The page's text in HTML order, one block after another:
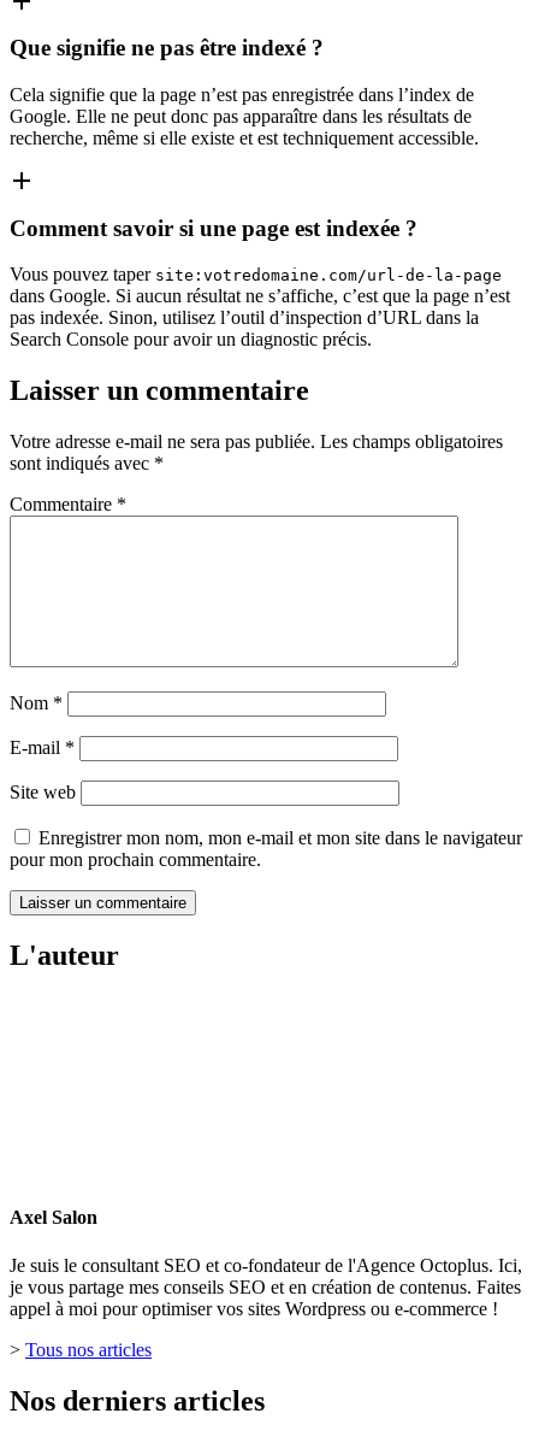
Que signifie ne pas être indexé ?
Cela signifie que la page n’est pas enregistrée dans l’index de
Google. Elle ne peut donc pas apparaître dans les résultats de
recherche, même si elle existe et est techniquement accessible.
Comment savoir si une page est indexée ?
Vous pouvez taper site:votredomaine.com/url-de-la-page
dans Google. Si aucun résultat ne s’affiche, c’est que la page n’est
pas indexée. Sinon, utilisez l’outil d’inspection d’URL dans la
Search Console pour avoir un diagnostic précis.
Laisser un commentaire
Votre adresse e-mail ne sera pas publiée. Les champs obligatoires
sont indiqués avec *
Commentaire *
Nom *
E-mail *
Site web
Enregistrer mon nom, mon e-mail et mon site dans le navigateur
pour mon prochain commentaire.
L'auteur
Axel Salon
Je suis le consultant SEO et co-fondateur de l'Agence Octoplus. Ici,
je vous partage mes conseils SEO et en création de contenus. Faites
appel à moi pour optimiser vos sites Wordpress ou e-commerce !
> Tous nos articles
Nos derniers articles